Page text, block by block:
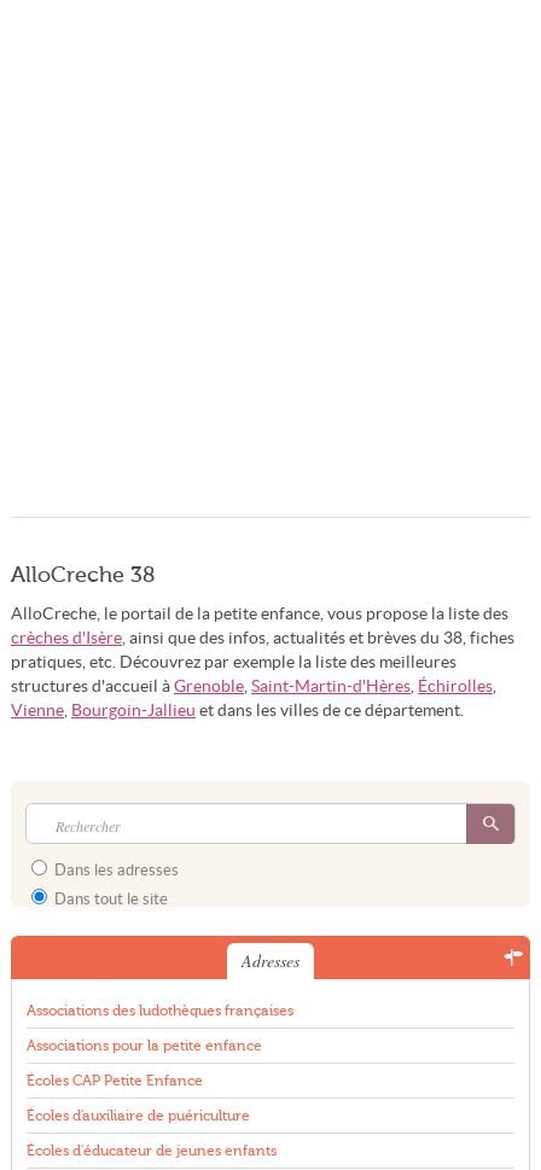
AlloCreche 38
AlloCreche, le portail de la petite enfance, vous propose la liste des
crèches d'Isère, ainsi que des infos, actualités et brèves du 38, fiches
pratiques, etc. Découvrez par exemple la liste des meilleures
structures d'accueil à Grenoble, Saint-Martin-d'Hères, Échirolles,
Vienne, Bourgoin-Jallieu et dans les villes de ce département.
Dans les adresses
Dans tout le site
Adresses
Associations des ludothèques françaises
Associations pour la petite enfance
Écoles CAP Petite Enfance
Écoles d'auxiliaire de puériculture
Écoles d'éducateur de jeunes enfants